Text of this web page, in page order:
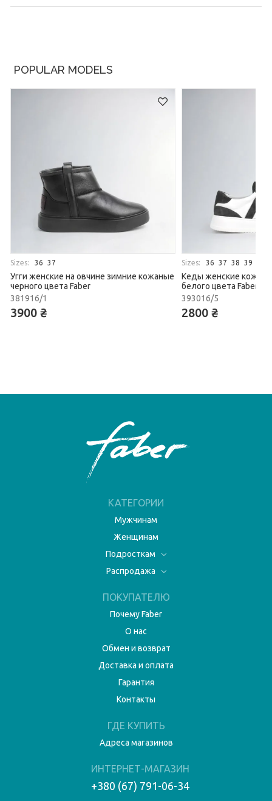
POPULAR MODELS
Sizes: 36 37
Угги женские на овчине зимние кожаные
черного цвета Faber
381916/1
3900 ₴
Sizes: 36 37 38 39
Кеды женские
белого цвета Faber
393016/5
2800 ₴
КАТЕГОРИИ
Мужчинам
Женщинам
Подросткам
Распродажа
ПОКУПАТЕЛЮ
Почему Faber
О нас
Обмен и возврат
Доставка и оплата
Гарантия
Контакты
ГДЕ КУПИТЬ
Адреса магазинов
ИНТЕРНЕТ-МАГАЗИН
+380 (67) 791-06-34